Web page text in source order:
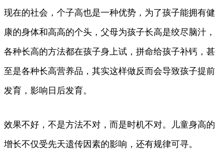
现在的社会，个子高也是一种优势，为了孩子能拥有健
康的身体和高高的个头，父母为孩子长高是绞尽脑汁，
各种长高的方法都在孩子身上试，拼命给孩子补钙，甚
至是各种长高营养品，其实这样做反而会导致孩子提前
发育，影响日后发育。
效果不好，不是方法不对，而是时机不对。儿童身高的
增长不仅受先天遗传因素的影响，还有规律可寻。